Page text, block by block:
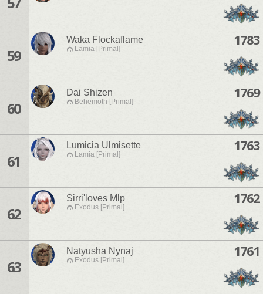
59
Waka Flockaflame
Lamia [Primal]
1783
60
Dai Shizen
Behemoth [Primal]
1769
61
Lumicia Ulmisette
Lamia [Primal]
1763
62
Sirri'loves Mlp
Exodus [Primal]
1762
63
Natyusha Nynaj
Exodus [Primal]
1761